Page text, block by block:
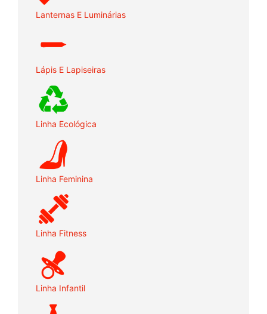
Lanternas E Luminárias
Lápis E Lapiseiras
Linha Ecológica
Linha Feminina
Linha Fitness
Linha Infantil